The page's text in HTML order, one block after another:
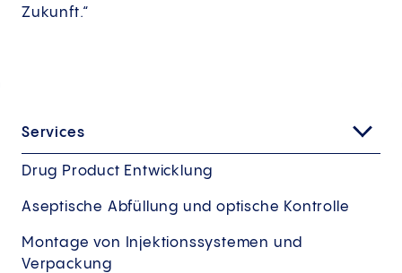
Zukunft.“
Services
Drug Product Entwicklung
Aseptische Abfüllung und optische Kontrolle
Montage von Injektionssystemen und
Verpackung